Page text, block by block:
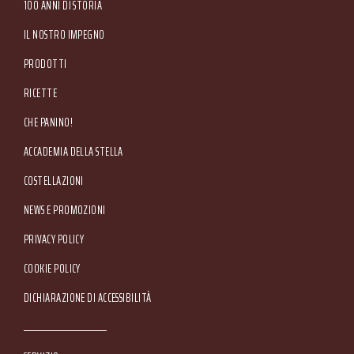
100 ANNI DI STORIA
IL NOSTRO IMPEGNO
PRODOTTI
RICETTE
CHE PANINO!
ACCADEMIA DELLA STELLA
COSTELLAZIONI
NEWS E PROMOZIONI
Footer Service Menu
PRIVACY POLICY
COOKIE POLICY
DICHIARAZIONE DI ACCESSIBILITÀ